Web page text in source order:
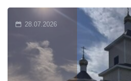
памяти
Святого
Равноапостольного
Великого
28.07.2026